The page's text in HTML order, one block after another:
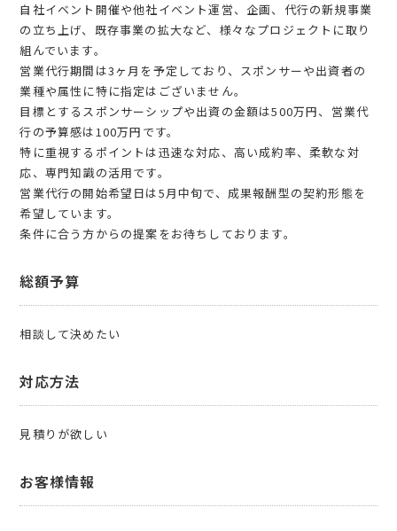
自社イベント開催や他社イベント運営、企画、代行の新規事業
の立ち上げ、既存事業の拡大など、様々なプロジェクトに取り
組んでいます。
営業代行期間は3ヶ月を予定しており、スポンサーや出資者の
業種や属性に特に指定はございません。
目標とするスポンサーシップや出資の金額は500万円、営業代
行の予算感は100万円です。
特に重視するポイントは迅速な対応、高い成約率、柔軟な対
応、専門知識の活用です。
営業代行の開始希望日は5月中旬で、成果報酬型の契約形態を
希望しています。
条件に合う方からの提案をお待ちしております。
総額予算
相談して決めたい
対応方法
見積りが欲しい
お客様情報